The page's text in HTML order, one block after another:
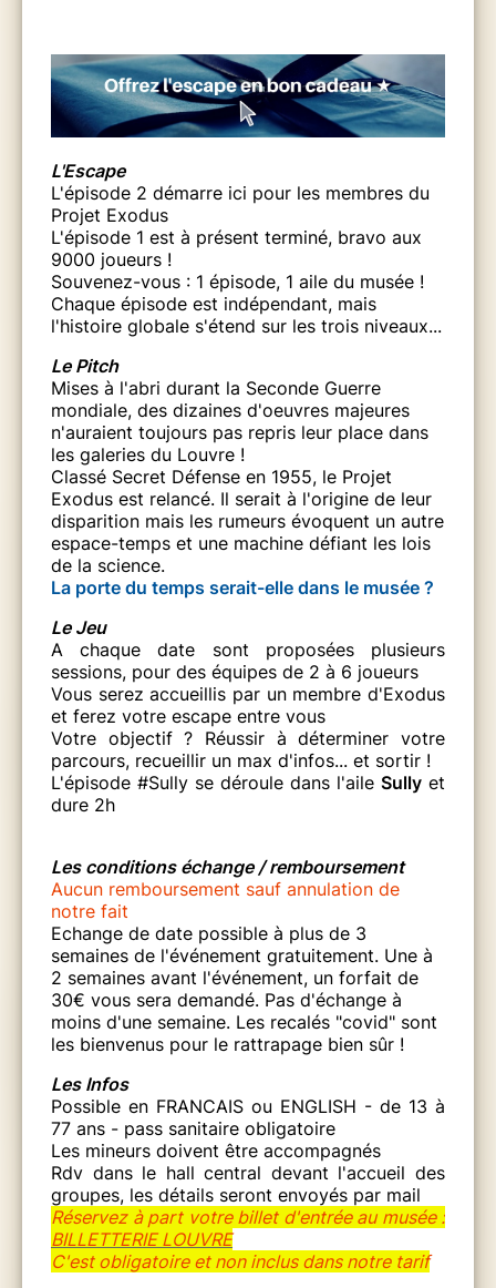
L'Escape
L'épisode 2 démarre ici pour les membres du
Projet Exodus
L'épisode 1 est à présent terminé, bravo aux
9000 joueurs !
Souvenez-vous : 1 épisode, 1 aile du musée !
Chaque épisode est indépendant, mais
l'histoire globale s'étend sur les trois niveaux...
Le Pitch
Mises à l'abri durant la Seconde Guerre
mondiale, des dizaines d'oeuvres majeures
n'auraient toujours pas repris leur place dans
les galeries du Louvre !
Classé Secret Défense en 1955, le Projet
Exodus est relancé. Il serait à l'origine de leur
disparition mais les rumeurs évoquent un autre
espace-temps et une machine défiant les lois
de la science.
La porte du temps serait-elle dans le musée ?
Le Jeu
A chaque date sont proposées plusieurs
sessions, pour des équipes de 2 à 6 joueurs
Vous serez accueillis par un membre d'Exodus
et ferez votre escape entre vous
Votre objectif ? Réussir à déterminer votre
parcours, recueillir un max d'infos... et sortir !
L'épisode #Sully se déroule dans l'aile Sully et
dure 2h
Les conditions échange / remboursement
Aucun remboursement sauf annulation de
notre fait
Echange de date possible à plus de 3
semaines de l'événement gratuitement. Une à
2 semaines avant l'événement, un forfait de
30€ vous sera demandé. Pas d'échange à
moins d'une semaine. Les recalés "covid" sont
les bienvenus pour le rattrapage bien sûr !
Les Infos
Possible en FRANCAIS ou ENGLISH - de 13 à
77 ans - pass sanitaire obligatoire
Les mineurs doivent être accompagnés
Rdv dans le hall central devant l'accueil des
groupes, les détails seront envoyés par mail
Réservez à part votre billet d'entrée au musée :
BILLETTERIE LOUVRE
C'est obligatoire et non inclus dans notre tarif